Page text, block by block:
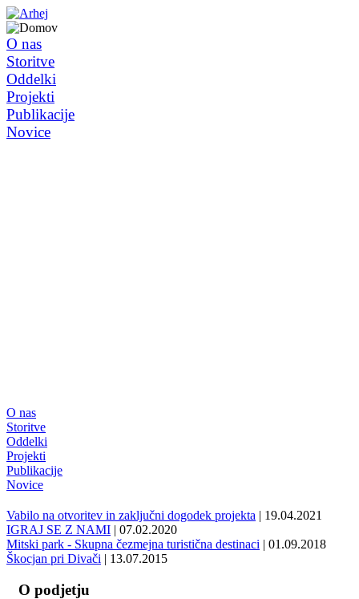
O nas
Storitve
Oddelki
Projekti
Publikacije
Novice
O nas
Storitve
Oddelki
Projekti
Publikacije
Novice
Vabilo na otvoritev in zaključni dogodek projekta | 19.04.2021
IGRAJ SE Z NAMI | 07.02.2020
Mitski park - Skupna čezmejna turistična destinaci | 01.09.2018
Škocjan pri Divači | 13.07.2015
O podjetju